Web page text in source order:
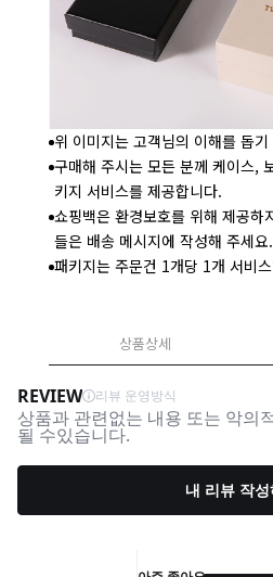
위 이미지는 고객님의 이해를 돕
구매해 주시는 모든 분께 케이스,
키지 서비스를 제공합니다.
쇼핑백은 환경보호를 위해 제공하
들은 배송 메시지에 작성해 주세요.
패키지는 주문건 1개당 1개 서비
상품상세